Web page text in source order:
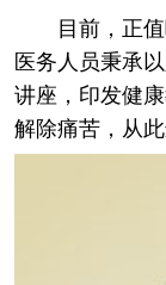
目前，正
医务人员秉承
讲座，印发健
解除痛苦，从